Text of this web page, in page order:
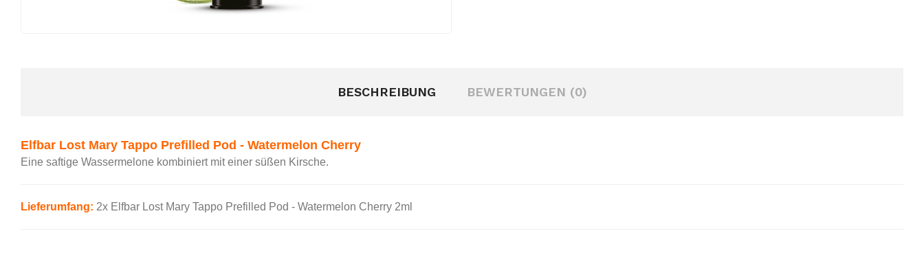
BESCHREIBUNG BEWERTUNGEN (0)
Elfbar Lost Mary Tappo Prefilled Pod - Watermelon Cherry
Eine saftige Wassermelone kombiniert mit einer süßen Kirsche.
Lieferumfang: 2x Elfbar Lost Mary Tappo Prefilled Pod - Watermelon Cherry 2ml